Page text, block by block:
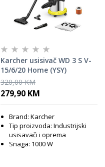
Karcher usisivač WD 3 S V-
15/6/20 Home (YSY)
320,00 KM
279,90 KM
Brand: Karcher
Tip proizvoda: Industrijski
usisavači i oprema
Snaga: 1000 W